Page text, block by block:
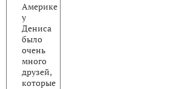
Америке
у
Дениса
было
очень
много
друзей,
которые